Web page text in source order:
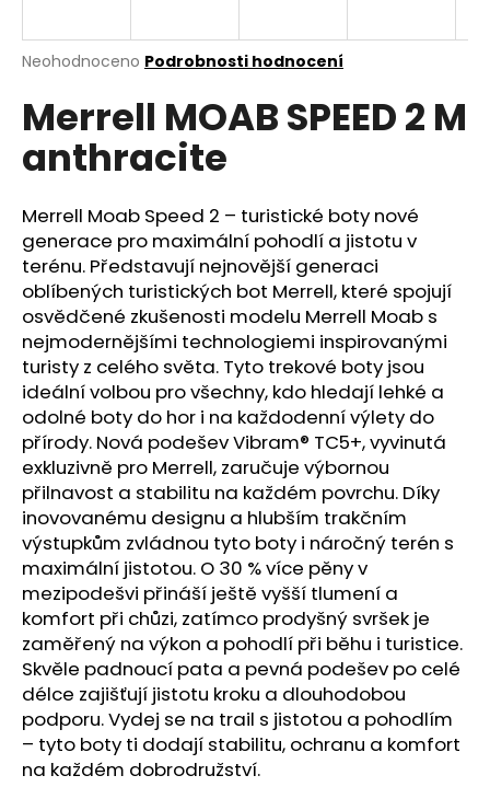
Průměrné
produktu
je
z
hvězdiček.
Neohodnoceno Podrobnosti hodnocení
Merrell MOAB SPEED 2 M
anthracite
Merrell Moab Speed 2 – turistické boty nové
generace pro maximální pohodlí a jistotu v
terénu. Představují nejnovější generaci
oblíbených turistických bot Merrell, které spojují
osvědčené zkušenosti modelu Merrell Moab s
nejmodernějšími technologiemi inspirovanými
turisty z celého světa. Tyto trekové boty jsou
ideální volbou pro všechny, kdo hledají lehké a
odolné boty do hor i na každodenní výlety do
přírody. Nová podešev Vibram® TC5+, vyvinutá
exkluzivně pro Merrell, zaručuje výbornou
přilnavost a stabilitu na každém povrchu. Díky
inovovanému designu a hlubším trakčním
výstupkům zvládnou tyto boty i náročný terén s
maximální jistotou. O 30 % více pěny v
mezipodešvi přináší ještě vyšší tlumení a
komfort při chůzi, zatímco prodyšný svršek je
zaměřený na výkon a pohodlí při běhu i turistice.
Skvěle padnoucí pata a pevná podešev po celé
délce zajišťují jistotu kroku a dlouhodobou
podporu. Vydej se na trail s jistotou a pohodlím
– tyto boty ti dodají stabilitu, ochranu a komfort
na každém dobrodružství.
j
t
?
HLEDAT
D
o
p
o
r
u
č
u
j
e
m
e
BOTY
CRAFT
KYPE
PRO
-
ZELENÁ